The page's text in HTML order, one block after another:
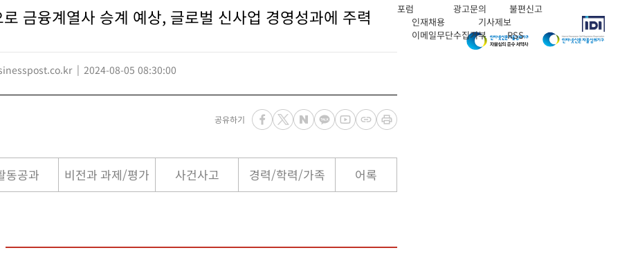
금융계열사 승계 예상, 글로벌 신사업 경영성과에 주력
2024-08-05 08:30:00
공유하기
동공과 비전과 과제/평가 사건사고 경력/학력/가족 어록
포럼
광고문의
불편신고
인재채용
기사제보
이메일무단수집거부
RSS